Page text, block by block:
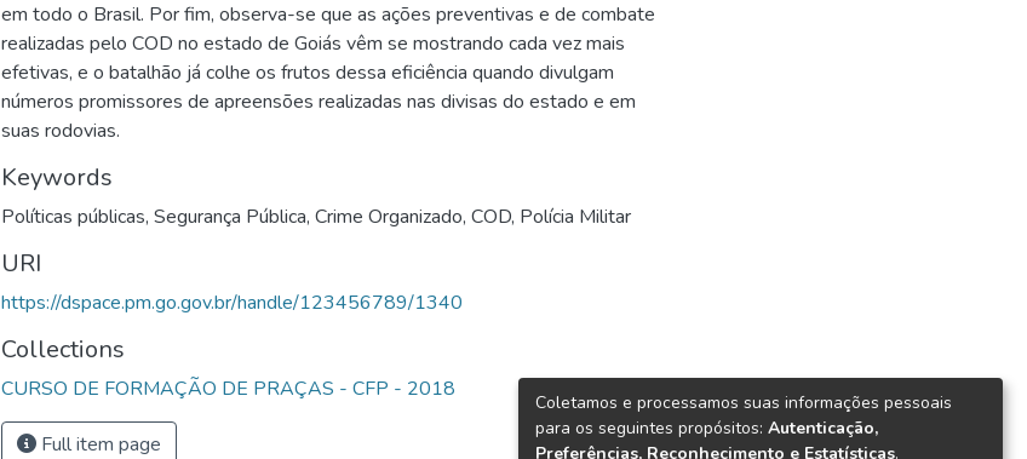
em todo o Brasil. Por fim, observa-se que as ações preventivas e de combate
realizadas pelo COD no estado de Goiás vêm se mostrando cada vez mais
efetivas, e o batalhão já colhe os frutos dessa eficiência quando divulgam
números promissores de apreensões realizadas nas divisas do estado e em
suas rodovias.
Keywords
Políticas públicas, Segurança Pública, Crime Organizado, COD, Polícia Militar
URI
https://dspace.pm.go.gov.br/handle/123456789/1340
Collections
CURSO DE FORMAÇÃO DE PRAÇAS - CFP - 2018
Full item page
Coletamos e processamos suas informações pessoais
para os seguintes propósitos: Autenticação,
Preferências, Reconhecimento e Estatísticas.